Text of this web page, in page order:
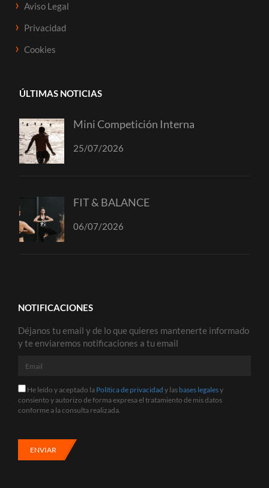
Aviso Legal
Privacidad
Cookies
ÚLTIMAS NOTICIAS
Mini Competición Interna
25/07/2026
FIT & BALANCE
06/07/2026
NOTIFICACIONES
Déjanos tu email y de lo que quieres mantenerte informado
y te enviaremos notificaciones a tu email
Email
He
leído
y
Política
de
privacidad
He leído y aceptado la Política de privacidad y las bases legalesy
consiento y autorizo de forma expresa el tratamiento de mis datos
conforme a la consulta realizada.
ENVIAR